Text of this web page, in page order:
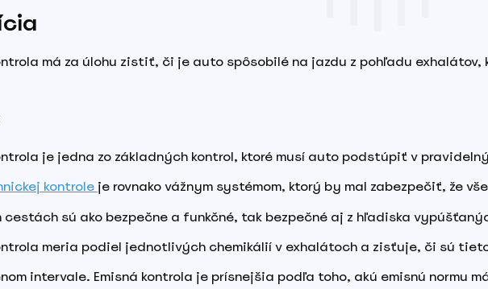
má za úlohu zistiť, či je auto spôsobilé na jazdu z pohľadu exhalátov,
je jedna zo základných kontrol, ktoré musí auto podstúpiť v
kontrole je rovnako vážnym systémom, ktorý by mal zabezpečiť, že
cestách sú ako bezpečne a funkčné, tak bezpečné aj z hľadiska
meria podiel jednotlivých chemikálií v exhalátoch a zisťuje, či sú
intervale. Emisná kontrola je prísnejšia podľa toho, akú emisnú normu